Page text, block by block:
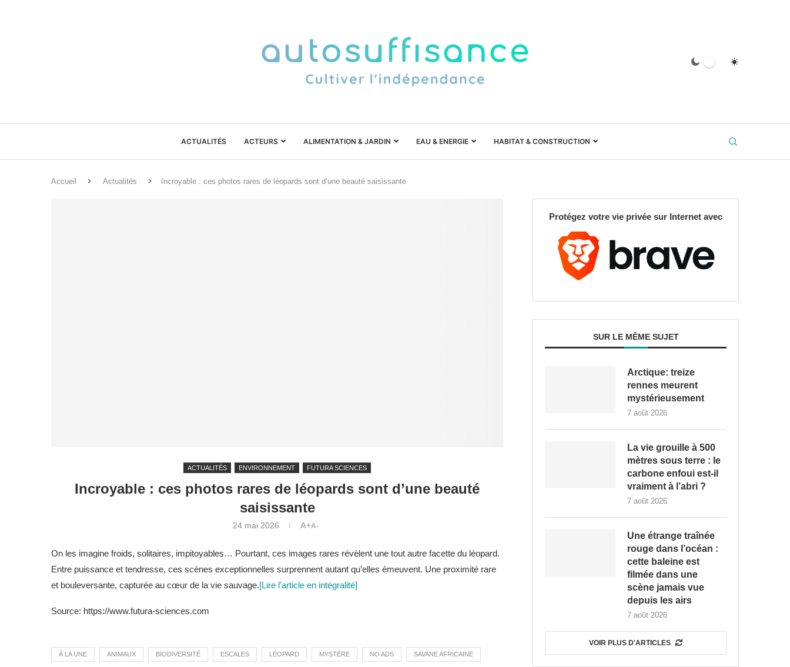
ACTUALITÉS ACTEURS ALIMENTATION & JARDIN EAU & ENERGIE HABITAT & CONSTRUCTION
Accueil Actualités Incroyable : ces photos rares de léopards sont d’une beauté saisissante
ACTUALITÉS ENVIRONNEMENT FUTURA SCIENCES
Incroyable : ces photos rares de léopards sont d’une beauté
saisissante
24 mai 2026 A+A-
On les imagine froids, solitaires, impitoyables… Pourtant, ces images rares révèlent une tout autre facette du léopard.
Entre puissance et tendresse, ces scènes exceptionnelles surprennent autant qu’elles émeuvent. Une proximité rare
et bouleversante, capturée au cœur de la vie sauvage.[Lire l'article en intégralité]
Source: https://www.futura-sciences.com
À LA UNE ANIMAUX BIODIVERSITÉ ESCALES LÉOPARD MYSTÈRE NO ADS SAVANE AFRICAINE
Protégez votre vie privée sur Internet avec
SUR LE MÊME SUJET
Arctique: treize
rennes meurent
mystérieusement
7 août 2026
La vie grouille à 500
mètres sous terre : le
carbone enfoui est-il
vraiment à l’abri ?
7 août 2026
Une étrange traînée
rouge dans l’océan :
cette baleine est
filmée dans une
scène jamais vue
depuis les airs
7 août 2026
VOIR PLUS D'ARTICLES